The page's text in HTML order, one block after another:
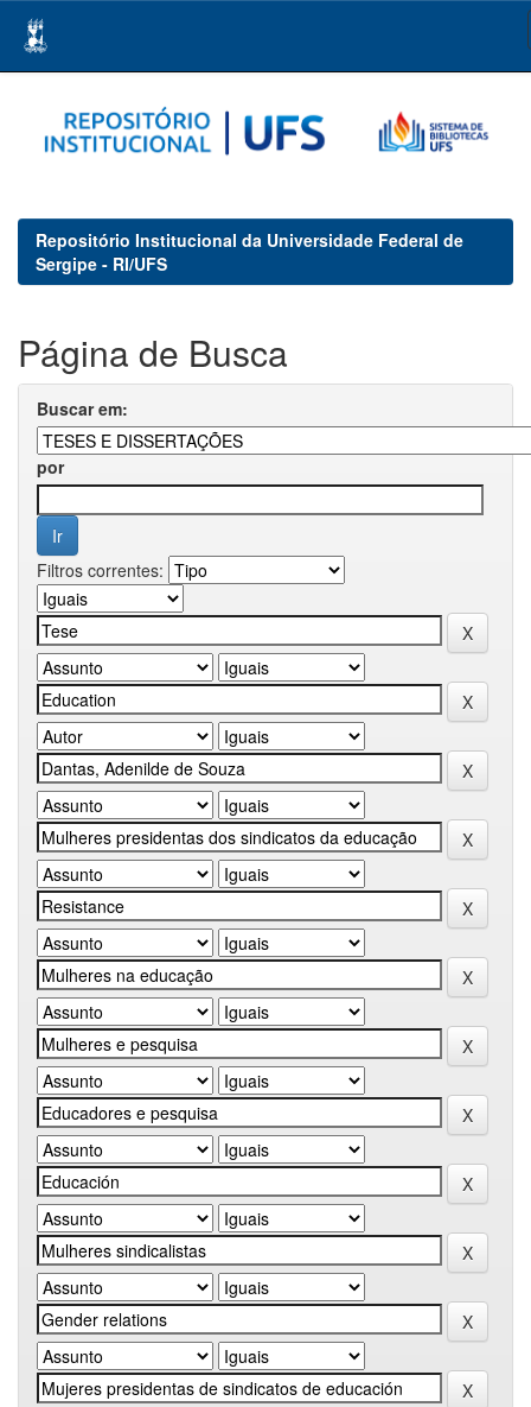
navigation
Repositório Institucional da Universidade Federal de
Sergipe - RI/UFS
Página de Busca
Buscar em:
por
Filtros correntes: